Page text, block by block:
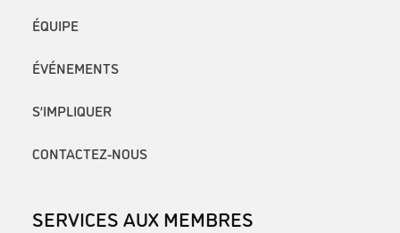
ÉQUIPE
ÉVÉNEMENTS
S’IMPLIQUER
CONTACTEZ-NOUS
SERVICES AUX MEMBRES